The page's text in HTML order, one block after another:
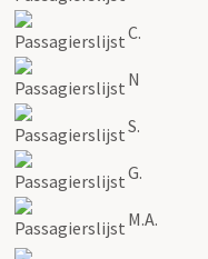
C.
N
S.
G.
M.A.